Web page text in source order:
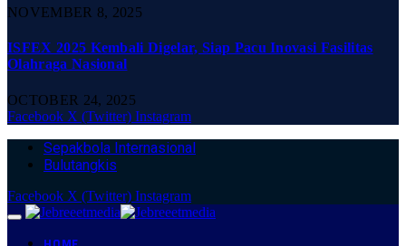
NOVEMBER 8, 2025
ISFEX 2025 Kembali Digelar, Siap Pacu Inovasi Fasilitas
Olahraga Nasional
OCTOBER 24, 2025
Facebook X (Twitter) Instagram
Sepakbola Internasional
Bulutangkis
Facebook X (Twitter) Instagram